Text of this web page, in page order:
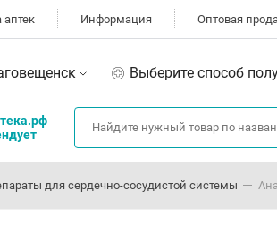
аптек Информация Оптовая
Выберите способ
для сердечно-сосудистой системы